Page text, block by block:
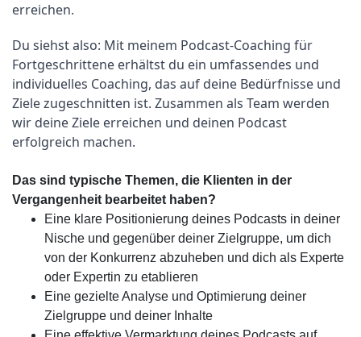
erreichen.
Du siehst also: Mit meinem Podcast-Coaching für
Fortgeschrittene erhältst du ein umfassendes und
individuelles Coaching, das auf deine Bedürfnisse und
Ziele zugeschnitten ist. Zusammen als Team werden
wir deine Ziele erreichen und deinen Podcast
erfolgreich machen.
Das sind typische Themen, die Klienten in der
Vergangenheit bearbeitet haben?
Eine klare Positionierung deines Podcasts in deiner
Nische und gegenüber deiner Zielgruppe, um dich
von der Konkurrenz abzuheben und dich als Experte
oder Expertin zu etablieren
Eine gezielte Analyse und Optimierung deiner
Zielgruppe und deiner Inhalte